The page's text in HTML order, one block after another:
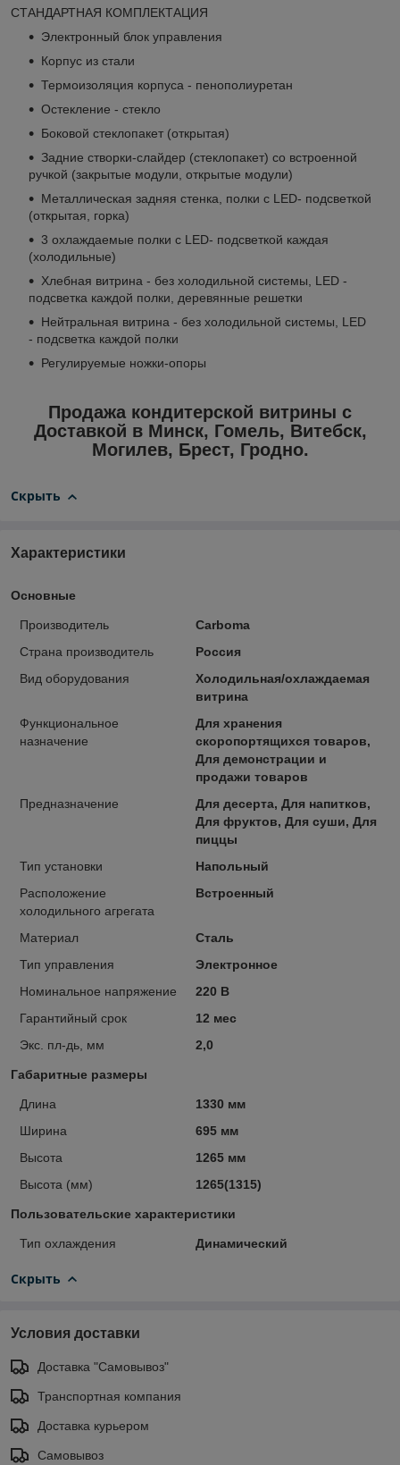
СТАНДАРТНАЯ КОМПЛЕКТАЦИЯ
Электронный блок управления
Корпус из стали
Термоизоляция корпуса - пенополиуретан
Остекление - стекло
Боковой стеклопакет (открытая)
Задние створки-слайдер (стеклопакет) со встроенной
ручкой (закрытые модули, открытые модули)
Металлическая задняя стенка, полки с LED- подсветкой
(открытая, горка)
3 охлаждаемые полки с LED- подсветкой каждая
(холодильные)
Хлебная витрина - без холодильной системы, LED -
подсветка каждой полки, деревянные решетки
Нейтральная витрина - без холодильной системы, LED
- подсветка каждой полки
Регулируемые ножки-опоры
Продажа кондитерской витрины с
Доставкой в Минск, Гомель, Витебск,
Могилев, Брест, Гродно.
Скрыть
Характеристики
Основные
Производитель
Carboma
Страна производитель
Россия
Вид оборудования
Холодильная/охлаждаемая
витрина
Функциональное
назначение
Для хранения
скоропортящихся товаров,
Для демонстрации и
продажи товаров
Предназначение
Для десерта, Для напитков,
Для фруктов, Для суши, Для
пиццы
Тип установки
Напольный
Расположение
холодильного агрегата
Встроенный
Материал
Сталь
Тип управления
Электронное
Номинальное напряжение
220 В
Гарантийный срок
12 мес
Экс. пл-дь, мм
2,0
Габаритные размеры
Длина
1330 мм
Ширина
695 мм
Высота
1265 мм
Высота (мм)
1265(1315)
Пользовательские характеристики
Тип охлаждения Динамический
Скрыть
Условия доставки
Доставка "Самовывоз"
Транспортная компания
Доставка курьером
Самовывоз